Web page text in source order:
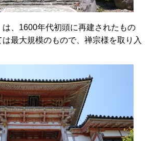
、1600年代初頭に再建されたもの
最大規模のもので、禅宗様を取り入